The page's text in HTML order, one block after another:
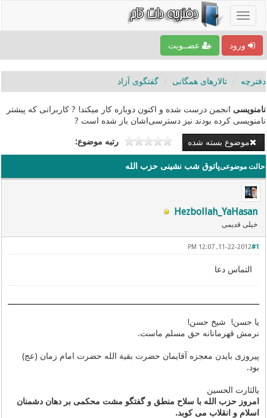
ورود عضــویت
دفترچه تالارهای همگانی گفتگوی آزاد
نامنویسی انجمن درست شده و اکنون دوباره کار میکند! ? کاربرانی که پیشتر
نامنویسی کرده بودند نیز دسترسی‌اشان باز شده است ?
موضوع بسته شده رتبه موضوع:
حالت موضوعیپاتوق شب نشینی حزب الله
Hezbollah_YaHasan
خیلی قدیمی
#1
11-22-2012, 12:07 PM
التماس دعا
یا حسن! شیخ حسن!
نرمش قهرمانانه حق مسلم ماست.
پیروزی بایدن معجزه آقایمان حضرت بقیة الله حضرت امام زمان (عج)
بود.
یالثارت الحسین
امروز حزب الله با سلاح منطق و گفتگو مشت محکمی بر دهان دشمنان
اسلام و انقلاب می کوبد.